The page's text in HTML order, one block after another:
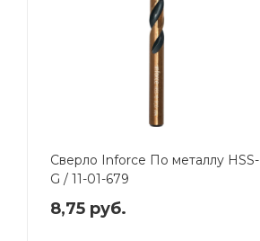
Сверло Inforce По металлу HSS-
G / 11-01-679
8,75 руб.